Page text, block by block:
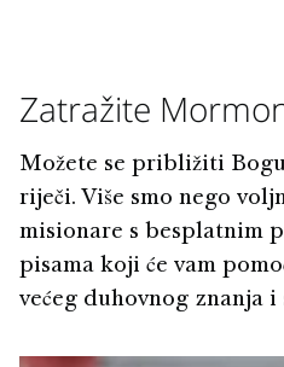
Zatražite
Možete se približiti
riječi. Više smo nego
misionare s besplatnim
pisama koji će vam
većeg duhovnog znanja i